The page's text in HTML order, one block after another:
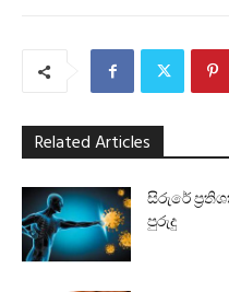
Related Articles
සිරුරේ
පුරුදු